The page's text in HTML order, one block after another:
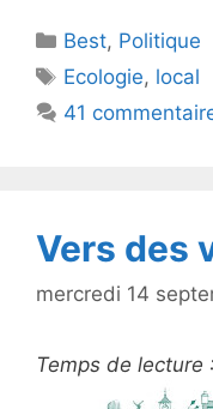
er e
b
o
Catégories
Best, Politique
Étiquettes
Ecologie, local
41
Vers des
mercredi 14
Temps de lecture :